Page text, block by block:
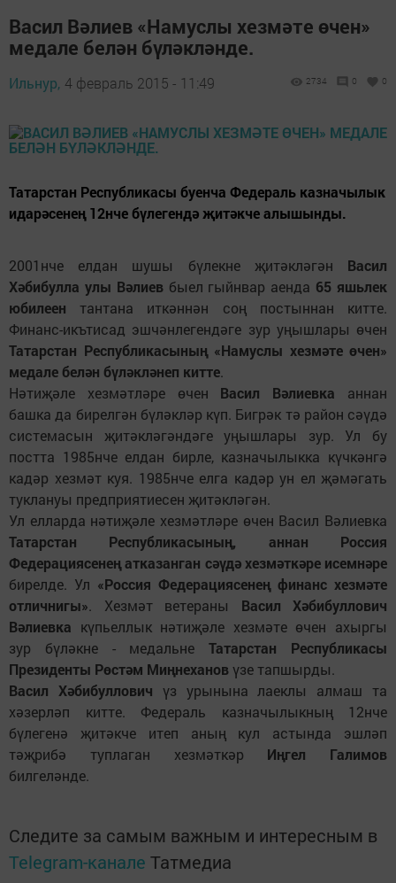
Васил Вәлиев «Намуслы хезмәте өчен»
медале белән бүләкләнде.
Ильнур, 4 февраль 2015 - 11:49 2734 0 0
Татарстан Республикасы буенча Федераль казначылык
идарәсенең 12нче бүлегендә җитәкче алышынды.
2001нче елдан шушы бүлекне җитәкләгән Васил
Хәбибулла улы Вәлиевбыел гыйнвар аенда 65 яшьлек
юбилеен тантана иткәннән соң постыннан китте.
Финанс-икътисад эшчәнлегендәге зур уңышлары өчен
Татарстан Республикасының «Намуслы хезмәте өчен»
медале белән бүләкләнеп китте.
Нәтиҗәле хезмәтләре өчен Васил Вәлиевка аннан
башка да бирелгән бүләкләр күп. Бигрәк тә район сәүдә
системасын җитәкләгәндәге уңышлары зур. Ул бу
постта 1985нче елдан бирле, казначылыкка күчкәнгә
кадәр хезмәт куя. 1985нче елга кадәр ун ел җәмәгать
туклануы предприятиесен җитәкләгән.
Ул елларда нәтиҗәле хезмәтләре өчен Васил Вәлиевка
Татарстан Республикасының, аннан Россия
Федерациясенең атказанган сәүдә хезмәткәре исемнәре
бирелде. Ул «Россия Федерациясенең финанс хезмәте
отличнигы». Хезмәт ветераны Васил Хәбибуллович
Вәлиевка күпьеллык нәтиҗәле хезмәте өчен ахыргы
зур бүләкне - медальнеТатарстан Республикасы
Президенты Рөстәм Миңнехановүзе тапшырды.
Васил Хәбибуллович үз урынына лаеклы алмаш та
хәзерләп китте. Федераль казначылыкның 12нче
бүлегенә җитәкче итеп аның кул астында эшләп
тәҗрибә туплаган хезмәткәр Иңгел Галимов
билгеләнде.
Следите за самым важным и интересным в
Telegram-канале Татмедиа